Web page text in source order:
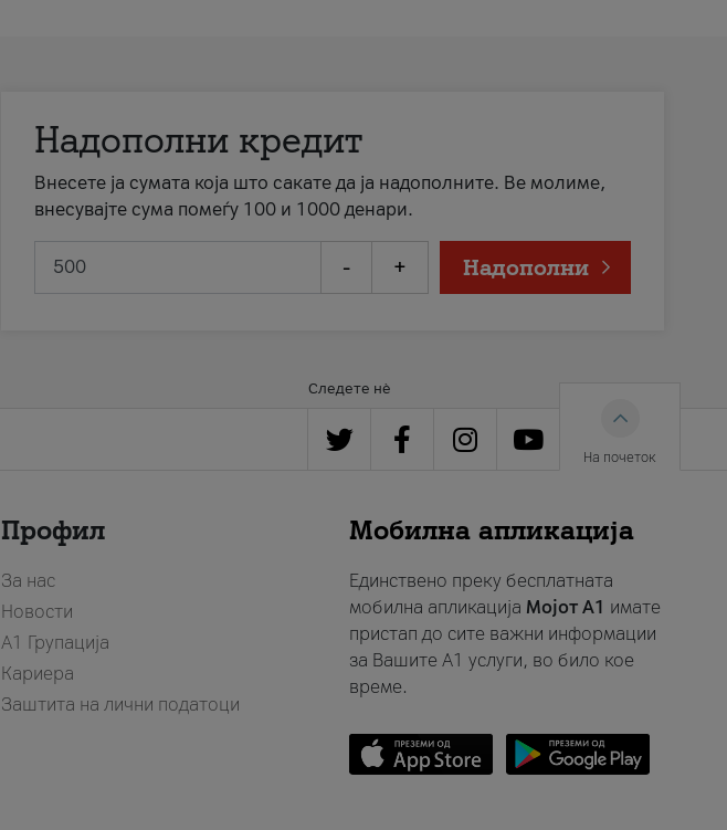
Надополни кредит
Внесете ја сумата која што сакате да ја надополните. Ве молиме,
внесувајте сума помеѓу 100 и 1000 денари.
- + Надополни
Следете нè
На почеток
Профил
За нас
Новости
А1 Групација
Кариера
Заштита на лични податоци
Мобилна апликација
Единствено преку бесплатната
мобилна апликација Мојот A1 имате
пристап до сите важни информации
за Вашите A1 услуги, во било кое
време.